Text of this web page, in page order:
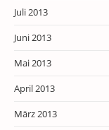
Juli 2013
Juni 2013
Mai 2013
April 2013
März 2013